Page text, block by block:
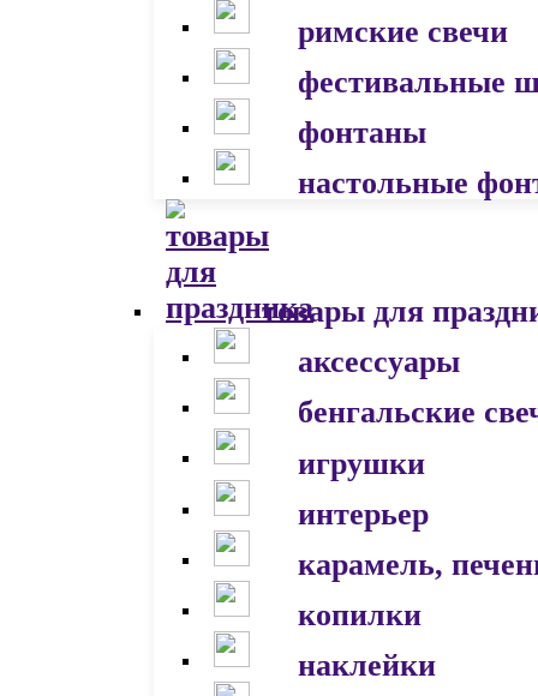
римские свечи
фестивальные
фонтаны
настольные
товары для
аксессуары
бенгальские
игрушки
интерьер
карамель,
копилки
наклейки